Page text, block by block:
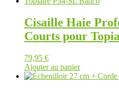
Cisaille Haie
Courts pour
79,95 €
Ajouter au panier